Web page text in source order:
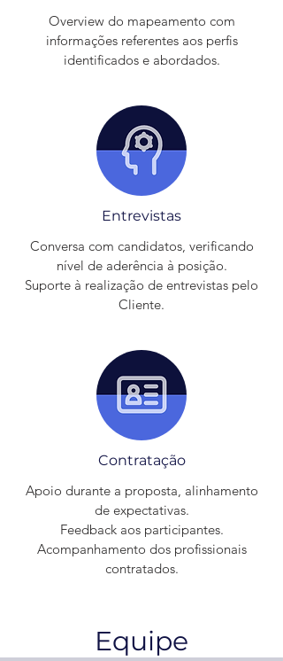
Overview do mapeamento com
informações referentes aos perfis
identificados e abordados.
Entrevistas
Conversa com candidatos, verificando
nível de aderência à posição.
Suporte à realização de entrevistas pelo
Cliente.
Contratação
Apoio durante a proposta, alinhamento
de expectativas.
Feedback aos participantes.
Acompanhamento dos profissionais
contratados.
Equipe